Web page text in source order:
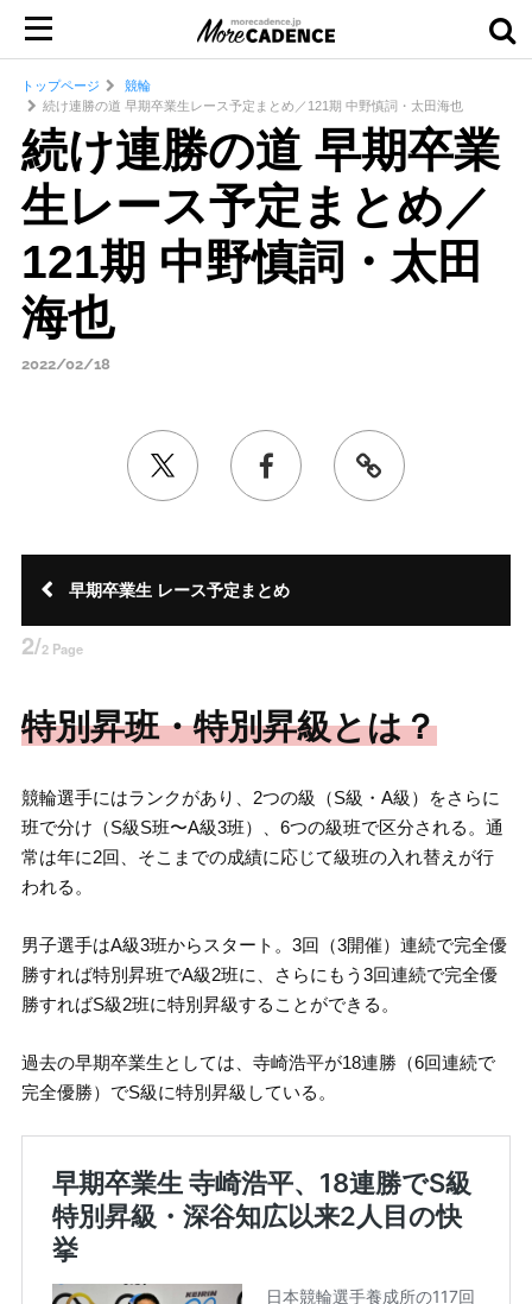
トップページ
競輪
続け連勝の道 早期卒業生レース予定まとめ／121期 中野慎詞・太田海也
続け連勝の道 早期卒業
生レース予定まとめ／
121期 中野慎詞・太田
海也
2022/02/18
早期卒業生 レース予定まとめ
2/2 Page
特別昇班・特別昇級とは？
競輪選手にはランクがあり、2つの級（S級・A級）をさらに
班で分け（S級S班〜A級3班）、6つの級班で区分される。通
常は年に2回、そこまでの成績に応じて級班の入れ替えが行
われる。
男子選手はA級3班からスタート。3回（3開催）連続で完全優
勝すれば特別昇班でA級2班に、さらにもう3回連続で完全優
勝すればS級2班に特別昇級することができる。
過去の早期卒業生としては、寺崎浩平が18連勝（6回連続で
完全優勝）でS級に特別昇級している。